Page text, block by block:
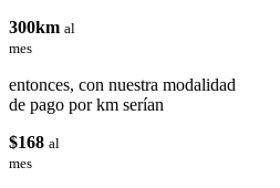
300km al
mes
entonces, con nuestra modalidad
de pago por km serían
$168 al
mes